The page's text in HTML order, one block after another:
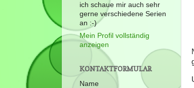
ich schaue mir auch sehr
gerne verschiedene Serien
an :-)
Mein Profil vollständig
anzeigen
KONTAKTFORMULAR
Name